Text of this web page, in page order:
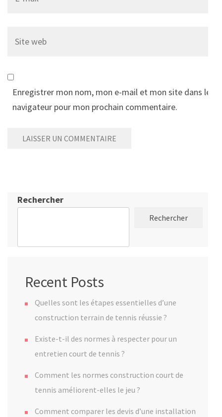
web
Enregistrer mon nom, mon e-mail et mon site dans le
navigateur pour mon prochain commentaire.
Rechercher
Rechercher
Recent Posts
Quelles sont les étapes essentielles d’une
construction terrain de tennis réussie ?
Existe-t-il des normes à respecter pour un
entretien court de tennis ?
Comment les normes construction court de
tennis améliorent-elles le jeu ?
Comment comparer les devis d’une installation